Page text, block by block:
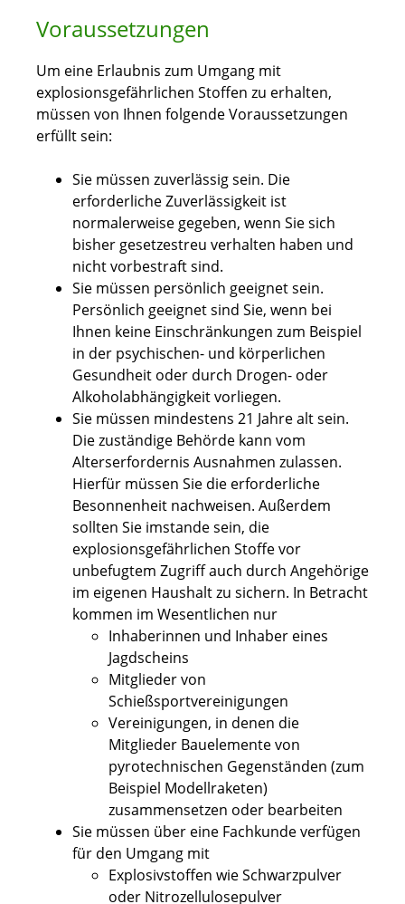
Voraussetzungen
Um eine Erlaubnis zum Umgang mit
explosionsgefährlichen Stoffen zu erhalten,
müssen von Ihnen folgende Voraussetzungen
erfüllt sein:
Sie müssen zuverlässig sein. Die
erforderliche Zuverlässigkeit ist
normalerweise gegeben, wenn Sie sich
bisher gesetzestreu verhalten haben und
nicht vorbestraft sind.
Sie müssen persönlich geeignet sein.
Persönlich geeignet sind Sie, wenn bei
Ihnen keine Einschränkungen zum Beispiel
in der psychischen- und körperlichen
Gesundheit oder durch Drogen- oder
Alkoholabhängigkeit vorliegen.
Sie müssen mindestens 21 Jahre alt sein.
Die zuständige Behörde kann vom
Alterserfordernis Ausnahmen zulassen.
Hierfür müssen Sie die erforderliche
Besonnenheit nachweisen. Außerdem
sollten Sie imstande sein, die
explosionsgefährlichen Stoffe vor
unbefugtem Zugriff auch durch Angehörige
im eigenen Haushalt zu sichern. In Betracht
kommen im Wesentlichen nur
Inhaberinnen und Inhaber eines
Jagdscheins
Mitglieder von
Schießsportvereinigungen
Vereinigungen, in denen die
Mitglieder Bauelemente von
pyrotechnischen Gegenständen (zum
Beispiel Modellraketen)
zusammensetzen oder bearbeiten
Sie müssen über eine Fachkunde verfügen
für den Umgang mit
Explosivstoffen wie Schwarzpulver
oder Nitrozellulosepulver